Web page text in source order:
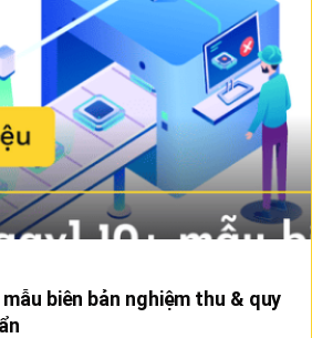
biên bản nghiệm thu & quy